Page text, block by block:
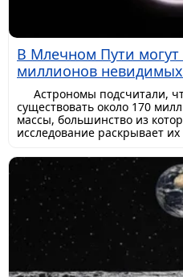
В Млечном Пути могут
миллионов
Астрономы подсчитали,
существовать около 170
массы, большинство из
исследование раскрывает